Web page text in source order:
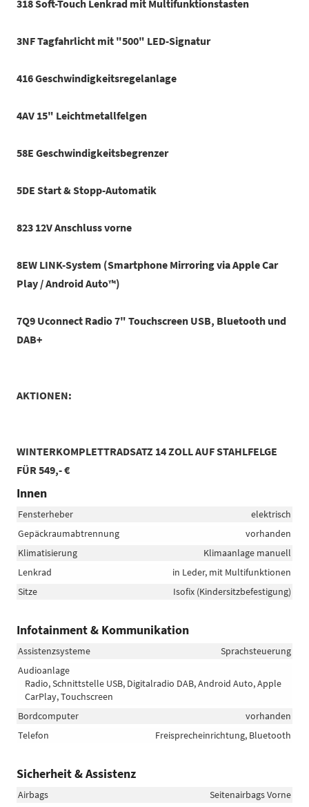
318 Soft-Touch Lenkrad mit Multifunktionstasten
3NF Tagfahrlicht mit "500" LED-Signatur
416 Geschwindigkeitsregelanlage
4AV 15" Leichtmetallfelgen
58E Geschwindigkeitsbegrenzer
5DE Start & Stopp-Automatik
823 12V Anschluss vorne
8EW LINK-System (Smartphone Mirroring via Apple Car
Play / Android Auto™)
7Q9 Uconnect Radio 7" Touchscreen USB, Bluetooth und
DAB+
AKTIONEN:
WINTERKOMPLETTRADSATZ 14 ZOLL AUF STAHLFELGE
FÜR 549,- €
Innen
Fensterheber
elektrisch
Gepäckraumabtrennung
vorhanden
Klimatisierung
Klimaanlage manuell
Lenkrad
in Leder, mit Multifunktionen
Sitze
Isofix (Kindersitzbefestigung)
Infotainment & Kommunikation
Assistenzsysteme
Sprachsteuerung
Audioanlage
Radio, Schnittstelle USB, Digitalradio DAB, Android Auto, Apple
CarPlay, Touchscreen
Bordcomputer
vorhanden
Telefon
Freisprecheinrichtung, Bluetooth
Sicherheit & Assistenz
Airbags
Seitenairbags Vorne